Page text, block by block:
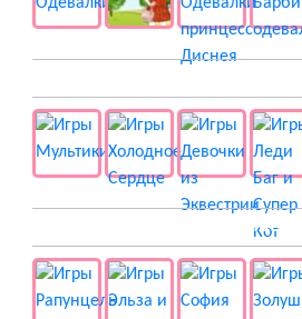
👸 Принцессы